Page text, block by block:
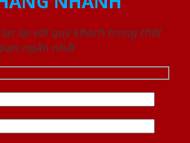
lại với quý khách trong thời
ngắn nhất